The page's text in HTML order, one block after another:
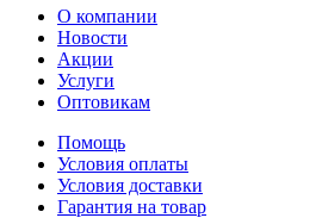
О компании
Новости
Акции
Услуги
Оптовикам
Помощь
Условия оплаты
Условия доставки
Гарантия на товар